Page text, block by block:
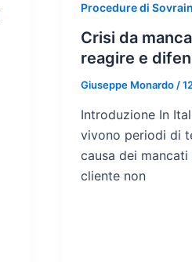
Procedure di
Crisi da
reagire e
Giuseppe Monardo /
Introduzione In
vivono periodi di
causa dei mancati
cliente non